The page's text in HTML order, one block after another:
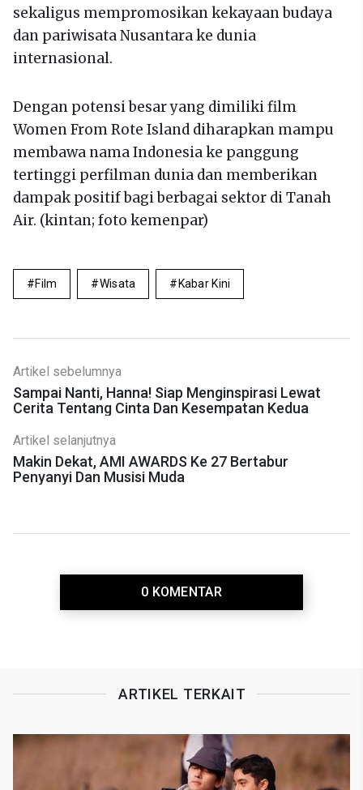
sekaligus mempromosikan kekayaan budaya
dan pariwisata Nusantara ke dunia
internasional.
Dengan potensi besar yang dimiliki film
Women From Rote Island diharapkan mampu
membawa nama Indonesia ke panggung
tertinggi perfilman dunia dan memberikan
dampak positif bagi berbagai sektor di Tanah
Air. (kintan; foto kemenpar)
Film Wisata Kabar Kini
Artikel sebelumnya
Sampai Nanti, Hanna! Siap Menginspirasi Lewat
Cerita Tentang Cinta Dan Kesempatan Kedua
Artikel selanjutnya
Makin Dekat, AMI AWARDS Ke 27 Bertabur
Penyanyi Dan Musisi Muda
0 KOMENTAR
ARTIKEL TERKAIT